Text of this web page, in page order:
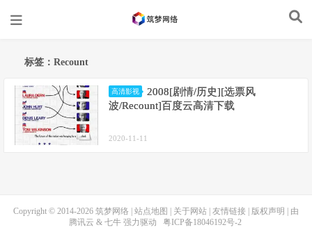
标签：Recount
高清影视
2008[剧情/历史][选票风
波/Recount]百度云高清下载
2020-11-11
Copyright © 2014-2026 筑梦网络 站点地图 关于网站 友情链接 版权声明
| 由
腾讯云 & 七牛强力驱动 粤ICP备18046192号-2